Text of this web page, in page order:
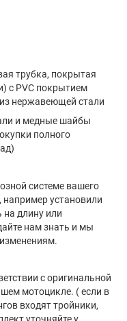
трубка, покрытая
с PVC покрытием
нержавеющей стали
и медные шайбы
полного
системе вашего
установили
на длину или
нам знать и мы
с оригинальной
мотоцикле. ( если в
входят тройники,